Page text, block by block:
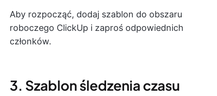
Aby rozpocząć, dodaj szablon do obszaru
roboczego ClickUp i zaproś odpowiednich
członków.
3. Szablon śledzenia czasu